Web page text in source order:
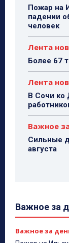
Пожар на
падении
человек
Лента
Более 67
Лента
В Сочи ко
Важное
Сильные
августа
Важное за
Важное за